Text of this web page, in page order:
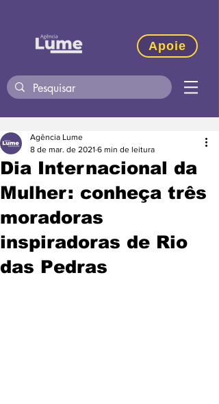
Apoie
Dia Internacional da
Mulher: conheça três
moradoras
inspiradoras de Rio
das Pedras
Agência Lume
8 de mar. de 2021 6 min de leitura